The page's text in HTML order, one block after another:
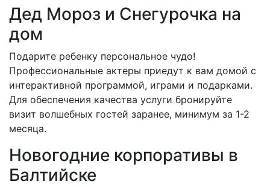
Дед Мороз и Снегурочка на
дом
Подарите ребенку персональное чудо!
Профессиональные актеры приедут к вам домой с
интерактивной программой, играми и подарками.
Для обеспечения качества услуги бронируйте
визит волшебных гостей заранее, минимум за 1-2
месяца.
Новогодние корпоративы в
Балтийске